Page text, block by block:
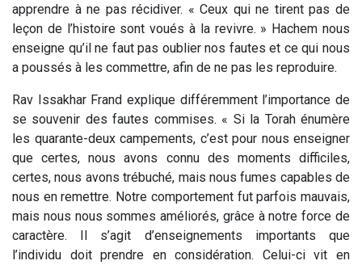
apprendre à ne pas récidiver. « Ceux qui ne tirent pas de
leçon de l’histoire sont voués à la revivre. » Hachem nous
enseigne qu’il ne faut pas oublier nos fautes et ce qui nous
a poussés à les commettre, afin de ne pas les reproduire.
Rav Issakhar Frand explique différemment l’importance de
se souvenir des fautes commises. « Si la Torah énumère
les quarante-deux campements, c’est pour nous enseigner
que certes, nous avons connu des moments difficiles,
certes, nous avons trébuché, mais nous fumes capables de
nous en remettre. Notre comportement fut parfois mauvais,
mais nous nous sommes améliorés, grâce à notre force de
caractère. Il s’agit d’enseignements importants que
l’individu doit prendre en considération. Celui-ci vit en